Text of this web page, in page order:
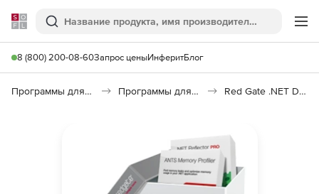
Softline
Поиск
8 (800) 200-08-60Запрос ценыИнферитБлог
Программы для программирования Программы для разработки ПО Red Gate .NET Developer Bundle